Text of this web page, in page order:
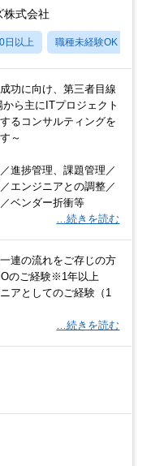
株式会社
日以上 職種未経験OK
功に向け、第三者目線
ら主にITプロジェクト
るコンサルティングを
～
進捗管理、課題管理／
エンジニアとの調整／
ベンダー折衝等
…続きを読む
連の流れをご存じの方
のご経験※1年以上
アとしてのご経験（1
…続きを読む